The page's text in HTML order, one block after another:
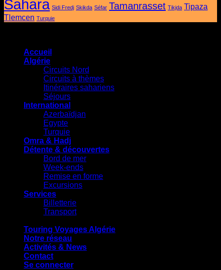
au
Sahara Sidi Fredj Skikda Séfar Tamanrasset Tikjda Tipaza
Tlemcen Turquie
Accueil
Algérie
Circuits Nord
Circuits à thèmes
Itinéraires sahariens
Séjours
International
Azerbaïdjan
Egypte
Turquie
Omra & Hadj
Détente & découvertes
Bord de mer
Week-ends
Remise en forme
Excursions
Services
Billetterie
Transport
Touring Voyages Algérie
Notre réseau
Activités & News
Contact
Se connecter